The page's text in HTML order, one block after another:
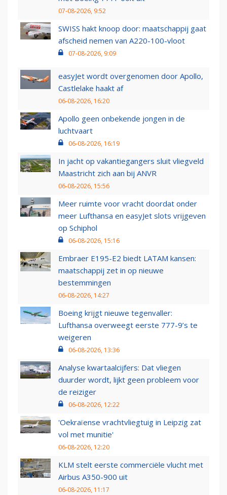
07-08-2026, 9:52
SWISS hakt knoop door: maatschappij gaat
afscheid nemen van A220-100-vloot
07-08-2026, 9:09
easyJet wordt overgenomen door Apollo,
Castlelake haakt af
06-08-2026, 16:20
Apollo geen onbekende jongen in de
luchtvaart
06-08-2026, 16:19
In jacht op vakantiegangers sluit vliegveld
Maastricht zich aan bij ANVR
06-08-2026, 15:56
Meer ruimte voor vracht doordat onder
meer Lufthansa en easyJet slots vrijgeven
op Schiphol
06-08-2026, 15:16
Embraer E195-E2 biedt LATAM kansen:
maatschappij zet in op nieuwe
bestemmingen
06-08-2026, 14:27
Boeing krijgt nieuwe tegenvaller:
Lufthansa overweegt eerste 777-9’s te
weigeren
06-08-2026, 13:36
Analyse kwartaalcijfers: Dat vliegen
duurder wordt, lijkt geen probleem voor
de reiziger
06-08-2026, 12:22
'Oekraïense vrachtvliegtuig in Leipzig zat
vol met munitie'
06-08-2026, 12:20
KLM stelt eerste commerciële vlucht met
Airbus A350-900 uit
06-08-2026, 11:17